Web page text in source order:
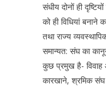
संधीय दोनों ही
को ही विधियां
तथा राज्य
समान्यत: संघ का
कुछ प्रमुख है- विवाह
कारखाने, श्रमिक